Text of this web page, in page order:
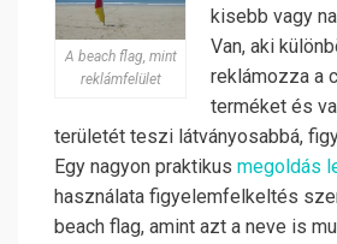
A beach flag, mint
reklámfelület
kisebb vagy
Van, aki
reklámozza a
terméket és
területét teszi látványosabbá,
Egy nagyon praktikus megoldás
használata figyelemfelkeltés
beach flag, amint azt a neve is